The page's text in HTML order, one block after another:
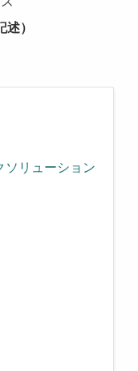
）
ソリューション